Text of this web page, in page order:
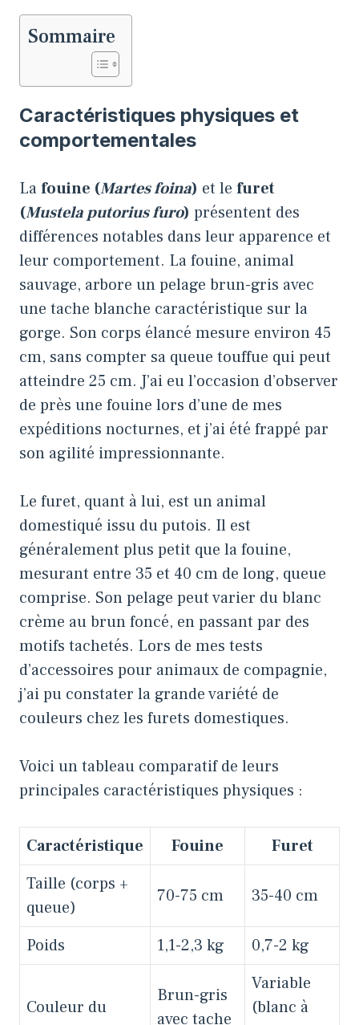
Sommaire
Caractéristiques physiques et
comportementales
Lafouine (Martes foina) et le furet
(Mustela putorius furo) présentent des
différences notables dans leur apparence et
leur comportement. La fouine, animal
sauvage, arbore un pelage brun-gris avec
une tache blanche caractéristique sur la
gorge. Son corps élancé mesure environ 45
cm, sans compter sa queue touffue qui peut
atteindre 25 cm. J’ai eu l’occasion d’observer
de près une fouine lors d’une de mes
expéditions nocturnes, et j’ai été frappé par
son agilité impressionnante.
Le furet, quant à lui, est un animal
domestiqué issu du putois. Il est
généralement plus petit que la fouine,
mesurant entre 35 et 40 cm de long, queue
comprise. Son pelage peut varier du blanc
crème au brun foncé, en passant par des
motifs tachetés. Lors de mes tests
d’accessoires pour animaux de compagnie,
j’ai pu constater la grande variété de
couleurs chez les furets domestiques.
Voici un tableau comparatif de leurs
principales caractéristiques physiques :
Caractéristique Fouine
Furet
Taille (corps +
queue)
70-75 cm 35-40 cm
Poids 1,1-2,3 kg 0,7-2 kg
Couleur du
Brun-gris
avec tache
Variable
(blanc à